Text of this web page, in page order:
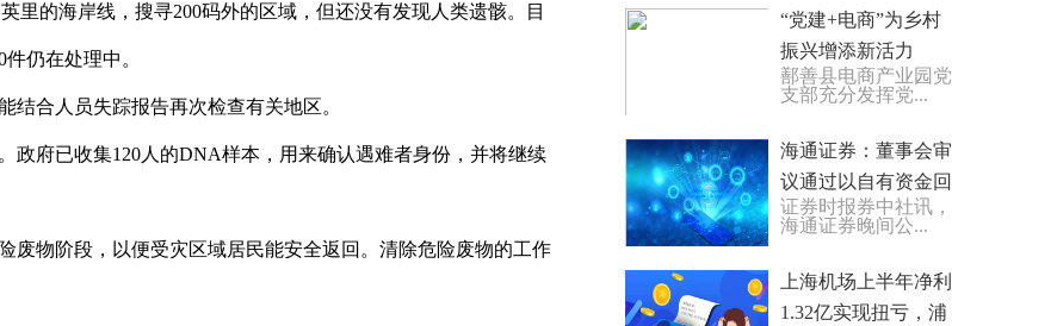
里的海岸线，搜寻200码外的区域，但还没有发现人类遗骸。目
仍在处理中。
结合人员失踪报告再次检查有关地区。
政府已收集120人的DNA样本，用来确认遇难者身份，并将继续
废物阶段，以便受灾区域居民能安全返回。清除危险废物的工作
“党建+电商”为乡村
振兴增添新活力
鄯善县电商产业园党
支部充分发挥党...
海通证券：董事会审
议通过以自有资金回
购公司A股股份方案
证券时报券中社讯，
海通证券晚间公...
上海机场上半年净利
1.32亿实现扭亏，浦